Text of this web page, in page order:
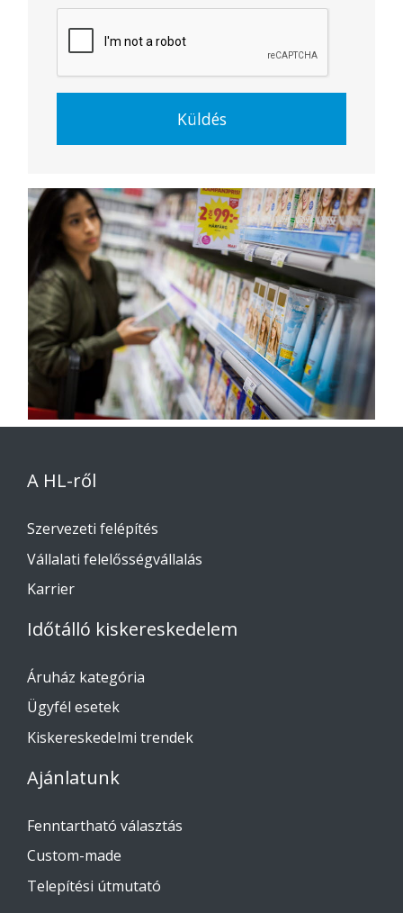
Küldés
A HL-ről
Szervezeti felépítés
Vállalati felelősségvállalás
Karrier
Időtálló kiskereskedelem
Áruház kategória
Ügyfél esetek
Kiskereskedelmi trendek
Ajánlatunk
Fenntartható választás
Custom-made
Telepítési útmutató